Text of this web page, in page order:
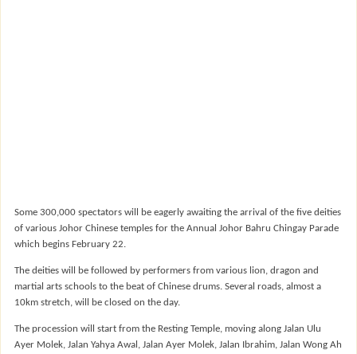
Some 300,000 spectators will be eagerly awaiting the arrival of the five deities
of various Johor Chinese temples for the Annual Johor Bahru Chingay Parade
which begins February 22.
The deities will be followed by performers from various lion, dragon and
martial arts schools to the beat of Chinese drums. Several roads, almost a
10km stretch, will be closed on the day.
The procession will start from the Resting Temple, moving along Jalan Ulu
Ayer Molek, Jalan Yahya Awal, Jalan Ayer Molek, Jalan Ibrahim, Jalan Wong Ah